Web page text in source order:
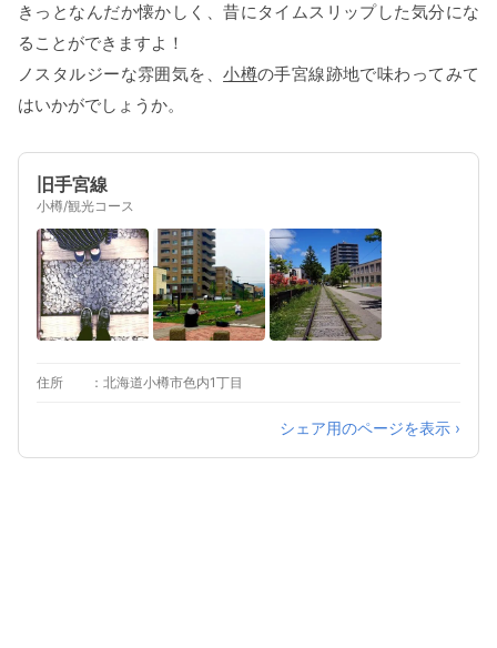
きっとなんだか懐かしく、昔にタイムスリップした気分にな
ることができますよ！
ノスタルジーな雰囲気を、小樽の手宮線跡地で味わってみて
はいかがでしょうか。
旧手宮線
小樽/観光コース
住所 北海道小樽市色内1丁目
シェア用のページを表示 ›